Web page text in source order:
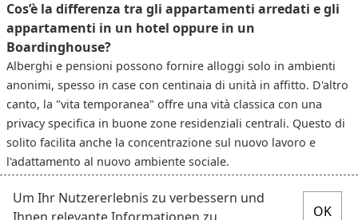
Cos’è la differenza tra gli appartamenti arredati e gli
appartamenti in un hotel oppure in un
Boardinghouse?
Alberghi e pensioni possono fornire alloggi solo in ambienti
anonimi, spesso in case con centinaia di unità in affitto. D'altro
canto, la "vita temporanea" offre una vità classica con una
privacy specifica in buone zone residenziali centrali. Questo di
solito facilita anche la concentrazione sul nuovo lavoro e
l'adattamento al nuovo ambiente sociale.
Um Ihr Nutzererlebnis zu verbessern und